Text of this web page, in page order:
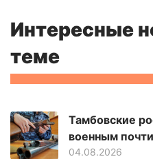
Интересные
теме
Тамбовские
военным
04.08.2026